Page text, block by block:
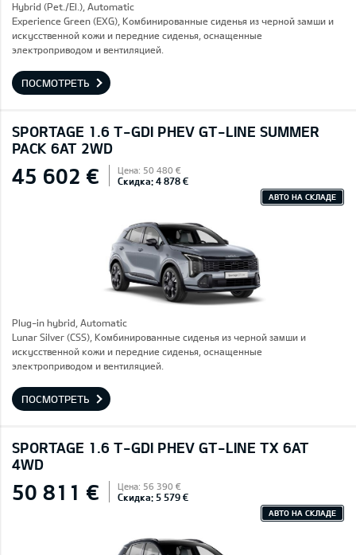
Hybrid (Pet./El.), Automatic
Experience Green (EXG), Комбинированные сиденья из черной замши и
искусственной кожи и передние сиденья, оснащенные
электроприводом и вентиляцией.
ПОСМОТРЕТЬ
SPORTAGE 1.6 T-GDI PHEV GT-LINE SUMMER
PACK 6AT 2WD
45 602 € Цена: 50 480 €
Скидка: 4 878 €
АВТО НА СКЛАДЕ
Plug-in hybrid, Automatic
Lunar Silver (CSS), Комбинированные сиденья из черной замши и
искусственной кожи и передние сиденья, оснащенные
электроприводом и вентиляцией.
ПОСМОТРЕТЬ
SPORTAGE 1.6 T-GDI PHEV GT-LINE TX 6AT
4WD
50 811 € Цена: 56 390 €
Скидка: 5 579 €
АВТО НА СКЛАДЕ